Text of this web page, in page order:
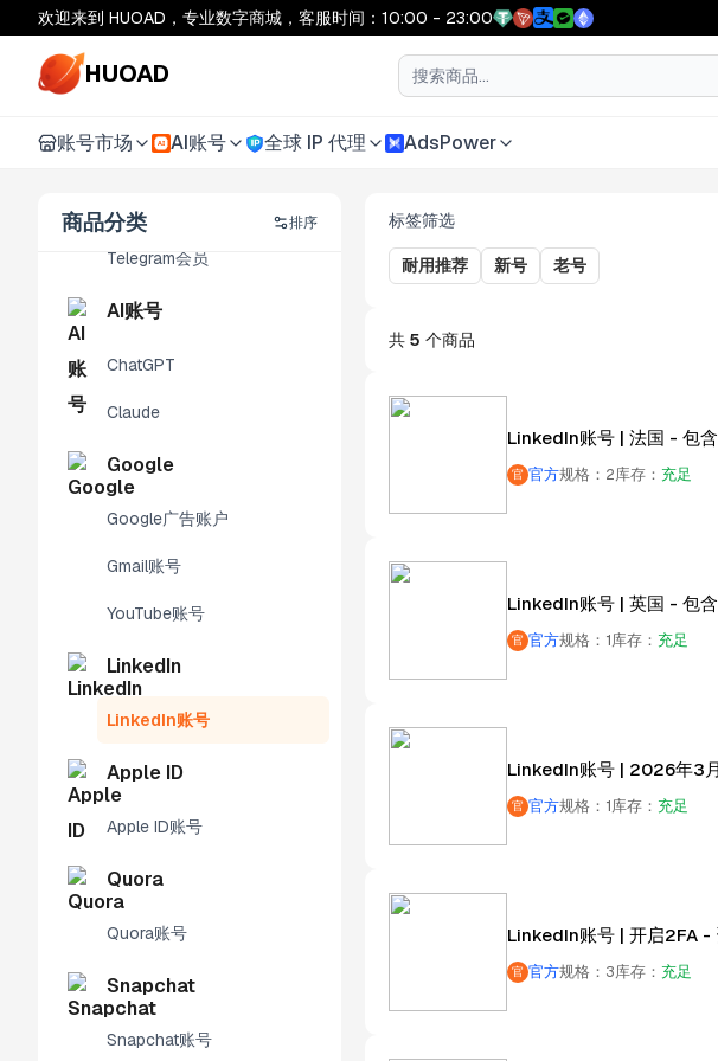
欢迎来到 HUOAD，专业数字商城，客服时间：10:00 - 23:00
HUOAD
账号市场 AI AI账号 全球 IP 代理 AdsPower
商品分类 排序
X(Twitter)广告账户
Telegram频道
Telegram会员
AI账号
ChatGPT
Claude
Google
Google广告账户
Gmail账号
YouTube账号
LinkedIn
LinkedIn账号
Apple ID
Apple ID账号
Quora
Quora账号
Snapchat
Snapchat账号
标签筛选
耐用推荐 新号 老号
共 5 个商品
LinkedIn账号 | 法国 - 包
官 官方规格 ： 2库存 ： 充足
LinkedIn账号 | 英国 - 包
官 官方规格 ： 1库存 ： 充足
LinkedIn账号 | 2026年3
官 官方规格 ： 1库存 ： 充足
LinkedIn账号 | 开启2FA -
官 官方规格 ： 3库存 ： 充足